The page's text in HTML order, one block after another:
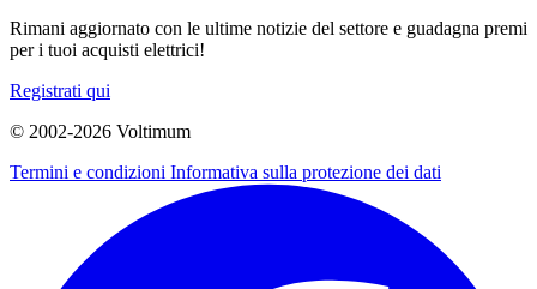
Rimani aggiornato con le ultime notizie del settore e guadagna premi
per i tuoi acquisti elettrici!
Registrati qui
© 2002-2026 Voltimum
Termini e condizioni Informativa sulla protezione dei dati